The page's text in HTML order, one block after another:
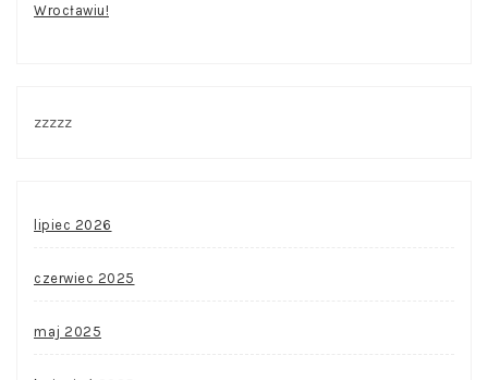
Wrocławiu!
zzzzz
lipiec 2026
czerwiec 2025
maj 2025